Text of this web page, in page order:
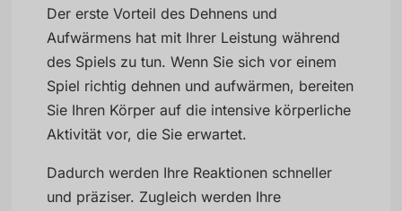
Der erste Vorteil des Dehnens und
Aufwärmens hat mit Ihrer Leistung während
des Spiels zu tun. Wenn Sie sich vor einem
Spiel richtig dehnen und aufwärmen, bereiten
Sie Ihren Körper auf die intensive körperliche
Aktivität vor, die Sie erwartet.
Dadurch werden Ihre Reaktionen schneller
und präziser. Zugleich werden Ihre